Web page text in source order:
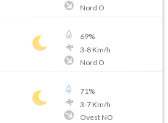
Nord O
69%
3-8Km/h
Nord O
71%
3-7Km/h
Ovest NO